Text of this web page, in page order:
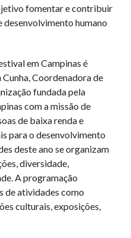
fomentar e contribuir
desenvolvimento humano
em Campinas é
Coordenadora de
fundada pela
com a missão de
de baixa renda e
para o desenvolvimento
deste ano se organizam
diversidade,
A programação
de atividades como
culturais, exposições,